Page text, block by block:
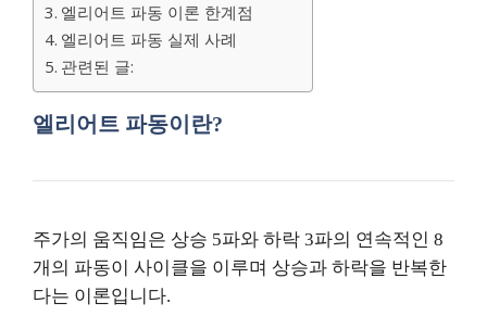
엘리어트 파동 이론 한계점
엘리어트 파동 실제 사례
관련된 글:
엘리어트 파동이란?
주가의 움직임은 상승 5파와 하락 3파의 연속적인 8
개의 파동이 사이클을 이루며 상승과 하락을 반복한
다는 이론입니다.